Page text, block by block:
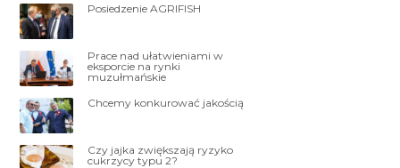
Posiedzenie AGRIFISH
Prace nad ułatwieniami w
eksporcie na rynki
muzułmańskie
Chcemy konkurować jakością
Czy jajka zwiększają ryzyko
cukrzycy typu 2?